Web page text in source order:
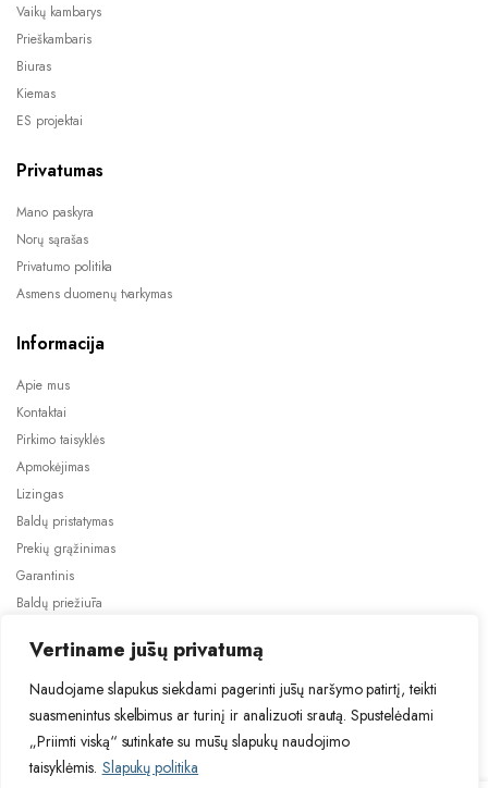
Vertiname jūsų privatumą
Naudojame slapukus siekdami pagerinti jūsų naršymo patirtį, teikti
suasmenintus skelbimus ar turinį ir analizuoti srautą. Spustelėdami
„Priimti viską“ sutinkate su mūsų slapukų naudojimo
taisyklėmis. Slapukų politika
Vaikų kambarys
Prieškambaris
Biuras
Kiemas
ES projektai
Privatumas
Mano paskyra
Norų sąrašas
Privatumo politika
Asmens duomenų tvarkymas
Informacija
Apie mus
Kontaktai
Pirkimo taisyklės
Apmokėjimas
Lizingas
Baldų pristatymas
Prekių grąžinimas
Garantinis
Baldų priežiūra
2024 © Visos teisės saugomos. Be TauBaldai.lt sutikimo draudžiama